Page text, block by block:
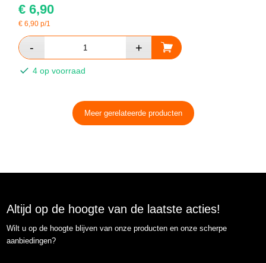
€ 6,90
€6,90 p/1
4 op voorraad
Meer gerelateerde producten
Altijd op de hoogte van de laatste acties!
Wilt u op de hoogte blijven van onze producten en onze scherpe
aanbiedingen?